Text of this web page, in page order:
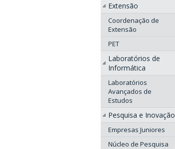
Extensão
Coordenação de
Extensão
PET
Laboratórios de
Informática
Laboratórios
Avançados de
Estudos
Pesquisa e Inovação
Empresas Juniores
Núcleo de Pesquisa